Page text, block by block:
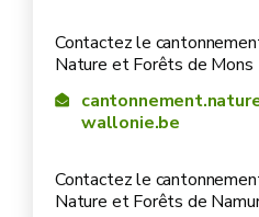
Contactez le
Nature et Forêts de Mons
wallonie.be
Contactez le
Nature et Forêts de